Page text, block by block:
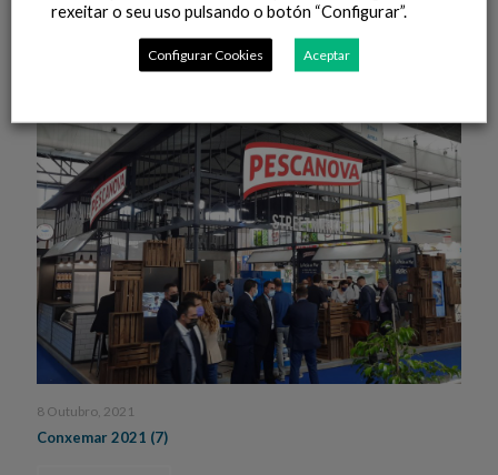
Leer máis
8 Outubro, 2021
Conxemar 2021 (7)
rexeitar o seu uso pulsando o botón “Configurar”.
Configurar Cookies Aceptar